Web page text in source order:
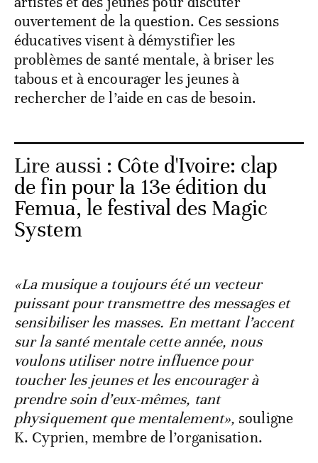
ouvertement de la question. Ces sessions
éducatives visent à démystifier les
problèmes de santé mentale, à briser les
tabous et à encourager les jeunes à
rechercher de l’aide en cas de besoin.
Lire aussi : Côte d'Ivoire: clap
de fin pour la 13e édition du
Femua, le festival des Magic
System
«La musique a toujours été un vecteur
puissant pour transmettre des messages et
sensibiliser les masses. En mettant l’accent
sur la santé mentale cette année, nous
voulons utiliser notre influence pour
toucher les jeunes et les encourager à
prendre soin d’eux-mêmes, tant
physiquement que mentalement», souligne
K. Cyprien, membre de l’organisation.